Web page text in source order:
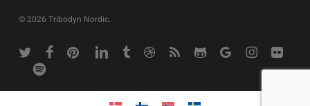
© 2026 Tribodyn Nordic.
twitter facebookpinterestlinkedin tumblrdribbbleRSS github
google-instagram
flickr
spotify